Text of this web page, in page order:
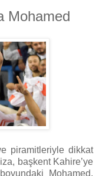
Mohamed
piramitleriyle dikkat
başkent Kahire’ye
Mohamed,